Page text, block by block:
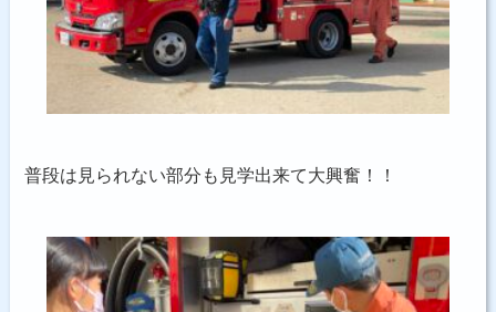
普段は見られない部分も見学出来て大興奮！！